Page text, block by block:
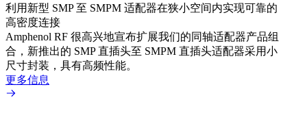
利用新型 SMP 至 SMPM 适配器在狭小空间内实现可靠的
高密度连接
Amphenol RF 很高兴地宣布扩展我们的同轴适配器产品组
合，新推出的 SMP 直插头至 SMPM 直插头适配器采用小
尺寸封装，具有高频性能。
更多信息